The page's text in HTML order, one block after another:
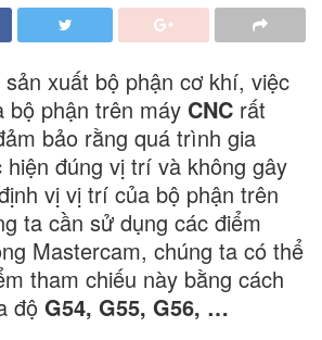
xuất bộ phận cơ khí, việc
bộ phận trên máy CNC rất
bảo rằng quá trình gia
đúng vị trí và không gây
vị vị trí của bộ phận trên
ta cần sử dụng các điểm
Mastercam, chúng ta có thể
tham chiếu này bằng cách
độ G54, G55, G56, …